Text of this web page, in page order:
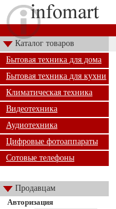
Каталог товаров
Бытовая техника для дома
Бытовая техника для кухни
Климатическая техника
Видеотехника
Аудиотехника
Цифровые фотоаппараты
Сотовые телефоны
Продавцам
Авторизация